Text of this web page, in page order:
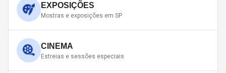
EXPOSIÇÕES
Mostras e exposições em SP
CINEMA
Estreias e sessões especiais